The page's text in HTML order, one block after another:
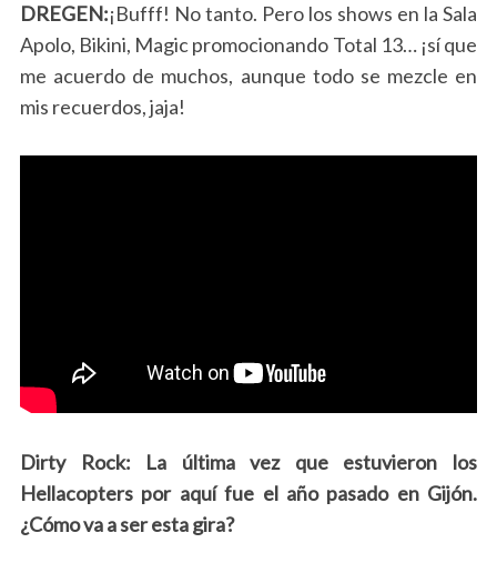
DREGEN:¡Bufff! No tanto. Pero los shows en la Sala
Apolo, Bikini, Magic promocionando Total 13… ¡sí que
me acuerdo de muchos, aunque todo se mezcle en
mis recuerdos, jaja!
Dirty Rock: La última vez que estuvieron los
Hellacopters por aquí fue el año pasado en Gijón.
¿Cómo va a ser esta gira?